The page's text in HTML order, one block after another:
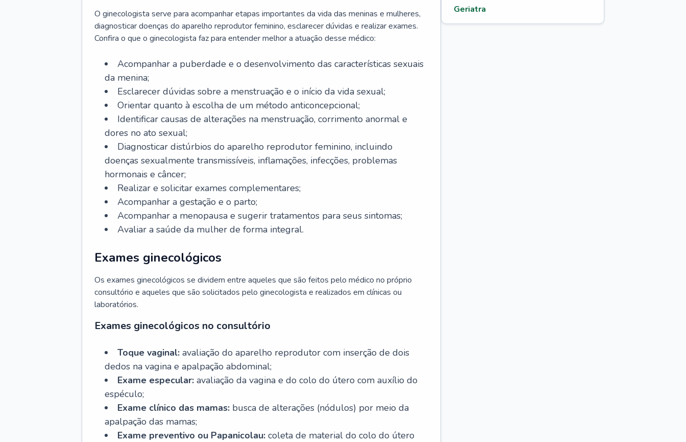
O ginecologista serve para acompanhar etapas importantes da vida das meninas e mulheres,
diagnosticar doenças do aparelho reprodutor feminino, esclarecer dúvidas e realizar exames.
Confira o que o ginecologista faz para entender melhor a atuação desse médico:
Acompanhar a puberdade e o desenvolvimento das características sexuais
da menina;
Esclarecer dúvidas sobre a menstruação e o início da vida sexual;
Orientar quanto à escolha de um método anticoncepcional;
Identificar causas de alterações na menstruação, corrimento anormal e
dores no ato sexual;
Diagnosticar distúrbios do aparelho reprodutor feminino, incluindo
doenças sexualmente transmissíveis, inflamações, infecções, problemas
hormonais e câncer;
Realizar e solicitar exames complementares;
Acompanhar a gestação e o parto;
Acompanhar a menopausa e sugerir tratamentos para seus sintomas;
Avaliar a saúde da mulher de forma integral.
Exames ginecológicos
Os exames ginecológicos se dividem entre aqueles que são feitos pelo médico no próprio
consultório e aqueles que são solicitados pelo ginecologista e realizados em clínicas ou
laboratórios.
Exames ginecológicos no consultório
Toque vaginal: avaliação do aparelho reprodutor com inserção de dois
dedos na vagina e apalpação abdominal;
Exame especular: avaliação da vagina e do colo do útero com auxílio do
espéculo;
Exame clínico das mamas: busca de alterações (nódulos) por meio da
apalpação das mamas;
Exame preventivo ou Papanicolau: coleta de material do colo do útero
Geriatra